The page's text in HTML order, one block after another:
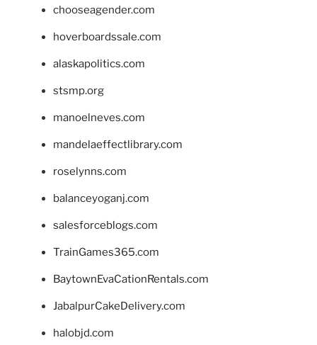
chooseagender.com
hoverboardssale.com
alaskapolitics.com
stsmp.org
manoelneves.com
mandelaeffectlibrary.com
roselynns.com
balanceyoganj.com
salesforceblogs.com
TrainGames365.com
BaytownEvaCationRentals.com
JabalpurCakeDelivery.com
halobjd.com